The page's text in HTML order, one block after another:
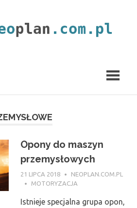
Opony do maszyn
przemysłowych
21 LIPCA 2018
NEOPLAN.COM.PL
MOTORYZACJA
Istnieje specjalna grupa opon,